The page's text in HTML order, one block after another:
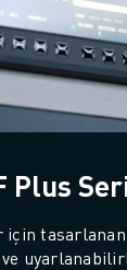
Plus
ve